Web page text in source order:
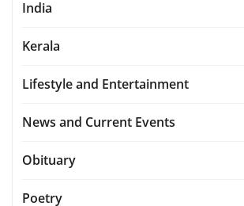
India
Kerala
Lifestyle and Entertainment
News and Current Events
Obituary
Poetry